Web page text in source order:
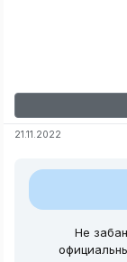
21.11.2022
Не